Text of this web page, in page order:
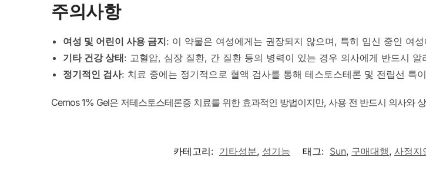
주의사항
여성 및 어린이 사용 금지: 이 약물은 여성에게는 권장되지 않으며, 특히 임신 중인 여
기타 건강 상태: 고혈압, 심장 질환, 간 질환 등의 병력이 있는 경우 의사에게 반드시 알
정기적인 검사: 치료 중에는 정기적으로 혈액 검사를 통해 테스토스테론 및 전립선 특
Cernos 1% Gel은 저테스토스테론증 치료를 위한 효과적인 방법이지만, 사용 전 반드시 의사와
카테고리: 기타성분, 성기능 태그: Sun, 구매대행, 사정지